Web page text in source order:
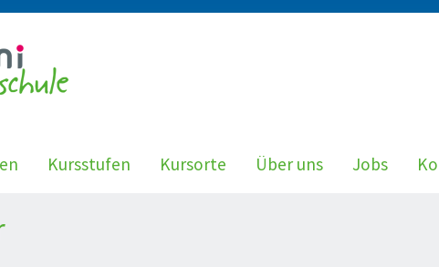
Kursstufen Kursorte Über uns Jobs